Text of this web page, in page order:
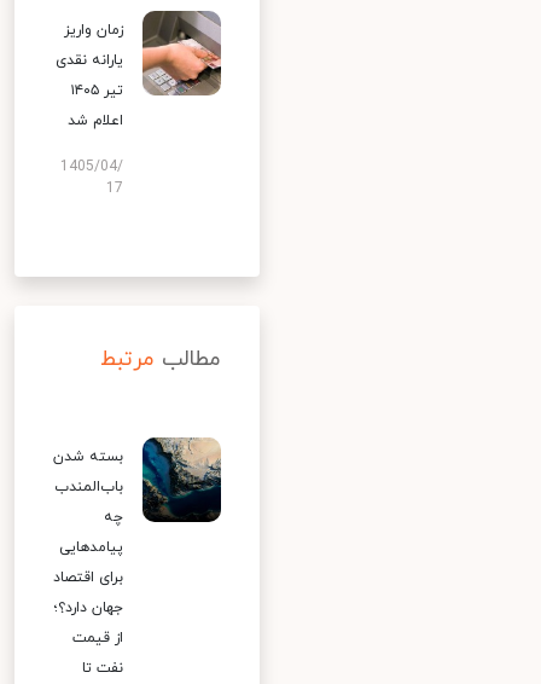
زمان واریز
یارانه نقدی
تیر ۱۴۰۵
اعلام شد
1405/04/
17
مطالب مرتبط
بسته شدن
باب‌المندب
چه
پیامدهایی
برای اقتصاد
جهان دارد؟؛
از قیمت
نفت تا